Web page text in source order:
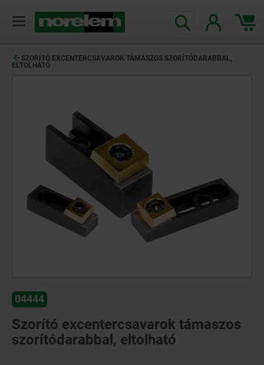
SZORÍTÓ EXCENTERCSAVAROK TÁMASZOS SZORÍTÓDARABBAL,
ELTOLHATÓ
04444
Szorító excentercsavarok támaszos
szorítódarabbal, eltolható